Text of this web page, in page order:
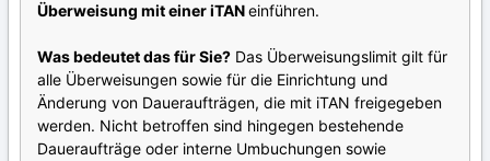
Überweisung mit einer iTANeinführen.
Was bedeutet das für Sie? Das Überweisungslimit gilt für
alle Überweisungen sowie für die Einrichtung und
Änderung von Daueraufträgen, die mit iTAN freigegeben
werden. Nicht betroffen sind hingegen bestehende
Daueraufträge oder interne Umbuchungen sowie